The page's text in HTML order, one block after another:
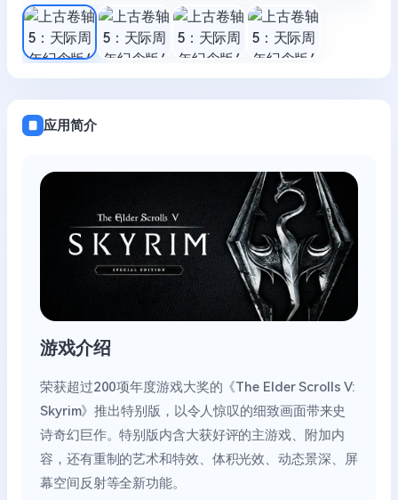
应用简介
游戏介绍
荣获超过200项年度游戏大奖的《The Elder Scrolls V:
Skyrim》推出特别版，以令人惊叹的细致画面带来史
诗奇幻巨作。特别版内含大获好评的主游戏、附加内
容，还有重制的艺术和特效、体积光效、动态景深、屏
幕空间反射等全新功能。